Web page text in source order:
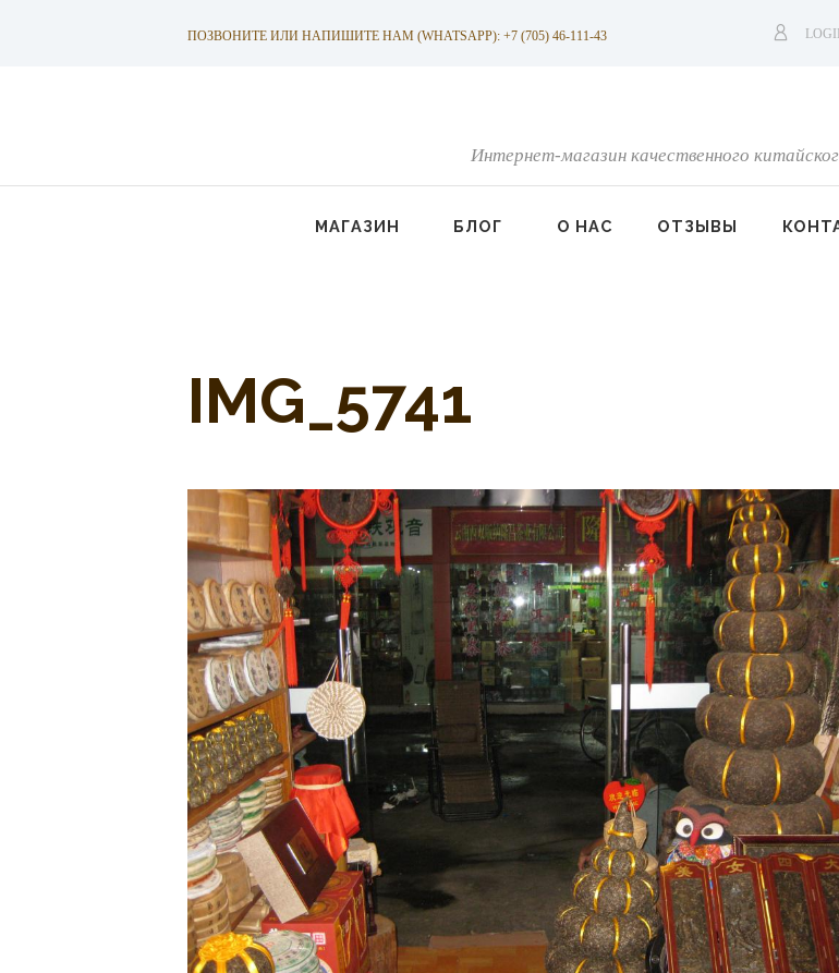
ПОЗВОНИТЕ ИЛИ НАПИШИТЕ НАМ (WHATSAPP): +7 (705) 46-111-43
Интернет-магазин качественного
МАГАЗИН БЛОГ О НАС ОТЗЫВЫ
IMG_5741